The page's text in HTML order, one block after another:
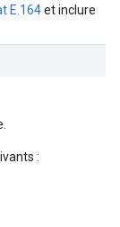
E.164et inclure
: